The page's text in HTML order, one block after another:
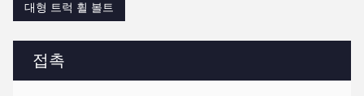
접촉
대형 트럭 휠 볼트